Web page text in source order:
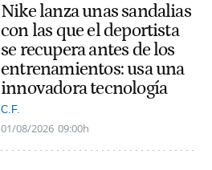
Nike lanza unas sandalias
con las que el deportista
se recupera antes de los
entrenamientos: usa una
innovadora tecnología
C.F.
01/08/2026 09:00h